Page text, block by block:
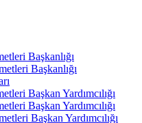
Başkanlığı
Başkanlığı
Başkan Yardımcılığı
Başkan Yardımcılığı
Başkan Yardımcılığı